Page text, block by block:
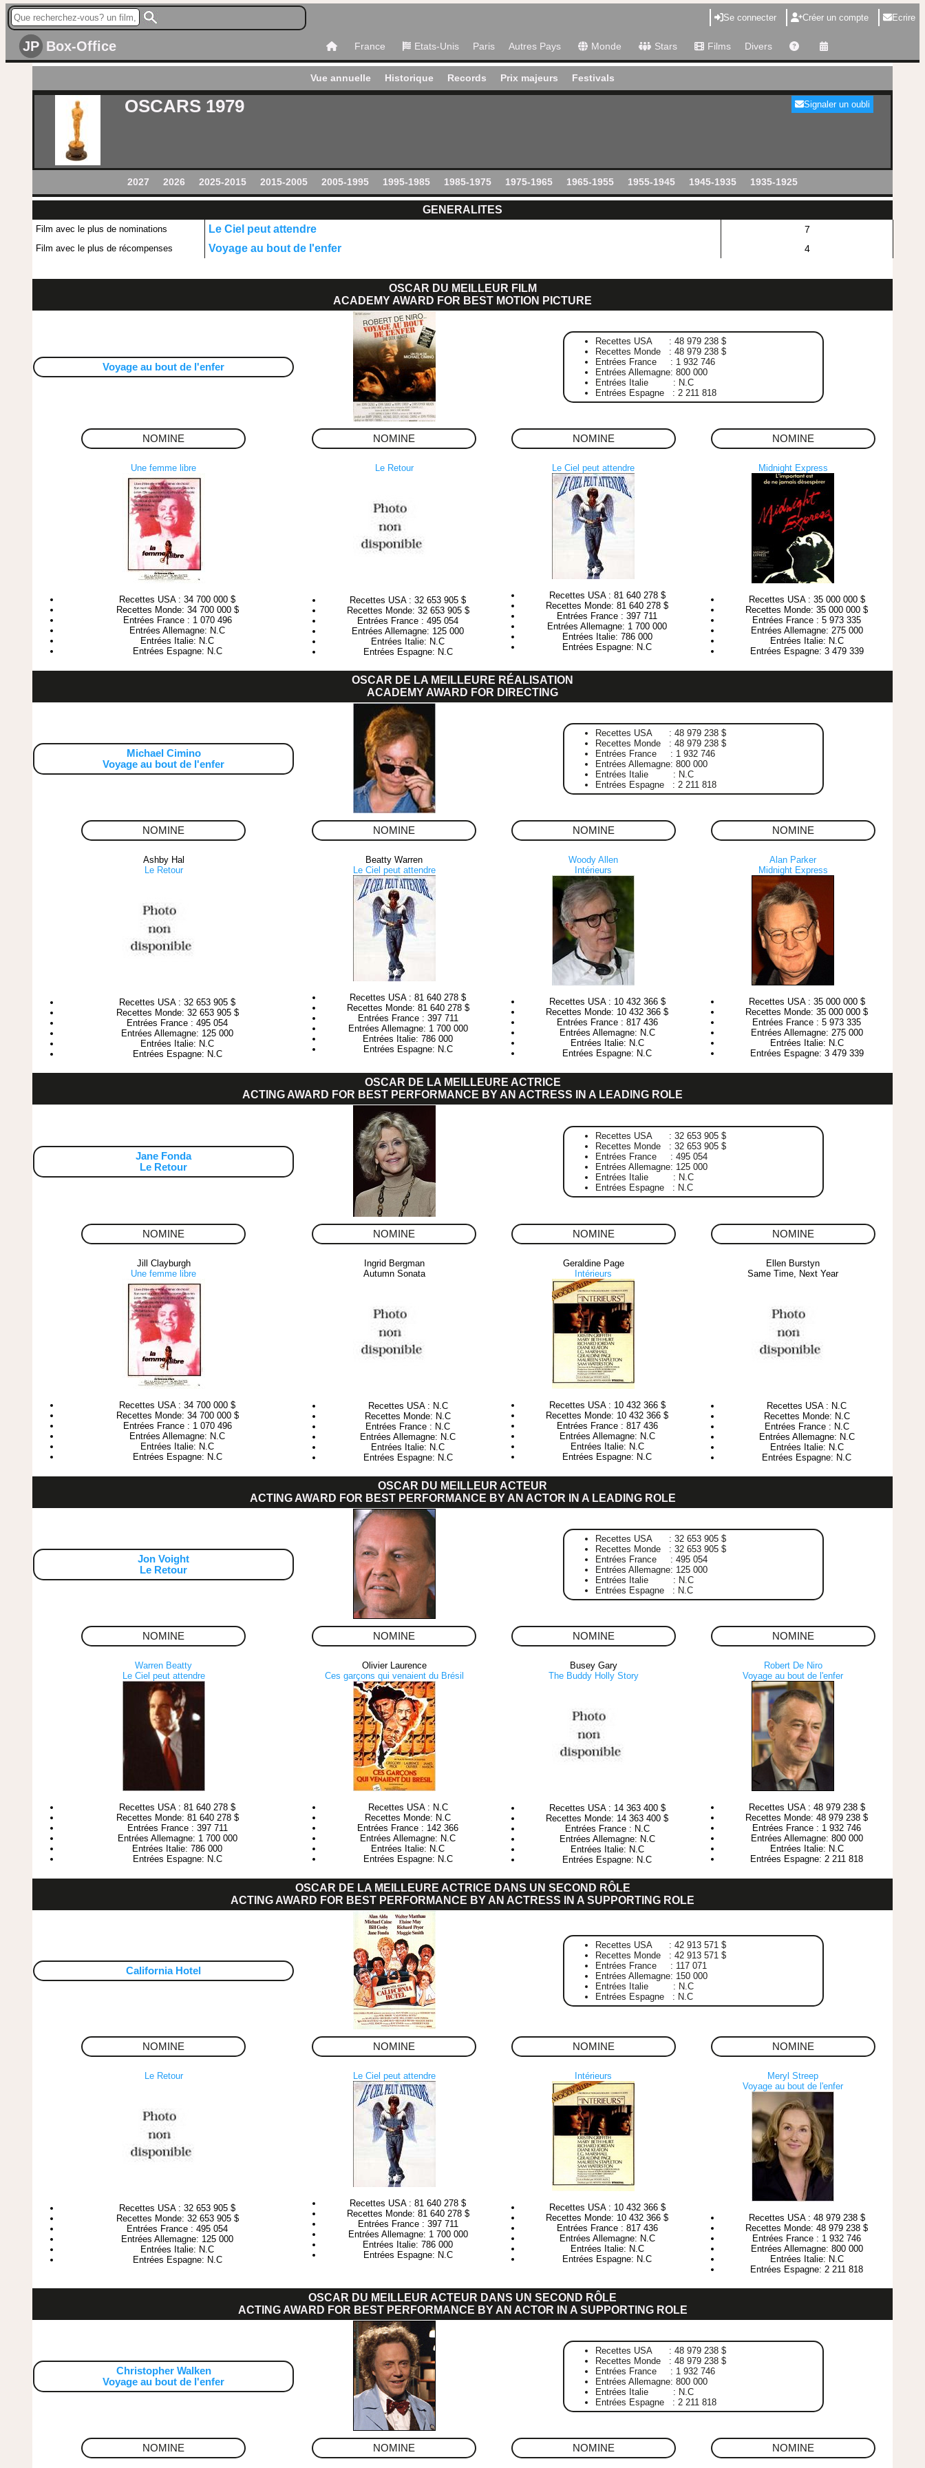
Se connecter Créer un compte Ecrire
JP Box-Office France Etats-Unis Paris Autres Pays Monde Stars Films Divers
Vue annuelle Historique Records Prix majeurs Festivals
OSCARS 1979 Signaler un oubli
2027 2026 2025-2015 2015-2005 2005-1995 1995-1985 1985-1975 1975-1965 1965-1955 1955-1945 1945-1935 1935-1925
GENERALITES
Film avec le plus de nominations Le Ciel peut attendre 7
Film avec le plus de récompenses Voyage au bout de l'enfer 4
OSCAR DU MEILLEUR FILM
ACADEMY AWARD FOR BEST MOTION PICTURE
Voyage au bout de l'enfer
Recettes USA : 48 979 238 $
Recettes Monde : 48 979 238 $
Entrées France : 1 932 746
Entrées Allemagne: 800 000
Entrées Italie : N.C
Entrées Espagne : 2 211 818
NOMINE
Une femme libre
Recettes USA : 34 700 000 $
Recettes Monde: 34 700 000 $
Entrées France : 1 070 496
Entrées Allemagne: N.C
Entrées Italie: N.C
Entrées Espagne: N.C
NOMINE
Le Retour
Recettes USA : 32 653 905 $
Recettes Monde: 32 653 905 $
Entrées France : 495 054
Entrées Allemagne: 125 000
Entrées Italie: N.C
Entrées Espagne: N.C
NOMINE
Le Ciel peut attendre
Recettes USA : 81 640 278 $
Recettes Monde: 81 640 278 $
Entrées France : 397 711
Entrées Allemagne: 1 700 000
Entrées Italie: 786 000
Entrées Espagne: N.C
NOMINE
Midnight Express
Recettes USA : 35 000 000 $
Recettes Monde: 35 000 000 $
Entrées France : 5 973 335
Entrées Allemagne: 275 000
Entrées Italie: N.C
Entrées Espagne: 3 479 339
OSCAR DE LA MEILLEURE RÉALISATION
ACADEMY AWARD FOR DIRECTING
Michael Cimino
Voyage au bout de l'enfer
Recettes USA : 48 979 238 $
Recettes Monde : 48 979 238 $
Entrées France : 1 932 746
Entrées Allemagne: 800 000
Entrées Italie : N.C
Entrées Espagne : 2 211 818
NOMINE
Ashby Hal
Le Retour
Recettes USA : 32 653 905 $
Recettes Monde: 32 653 905 $
Entrées France : 495 054
Entrées Allemagne: 125 000
Entrées Italie: N.C
Entrées Espagne: N.C
NOMINE
Beatty Warren
Le Ciel peut attendre
Recettes USA : 81 640 278 $
Recettes Monde: 81 640 278 $
Entrées France : 397 711
Entrées Allemagne: 1 700 000
Entrées Italie: 786 000
Entrées Espagne: N.C
NOMINE
Woody Allen
Intérieurs
Recettes USA : 10 432 366 $
Recettes Monde: 10 432 366 $
Entrées France : 817 436
Entrées Allemagne: N.C
Entrées Italie: N.C
Entrées Espagne: N.C
NOMINE
Alan Parker
Midnight Express
Recettes USA : 35 000 000 $
Recettes Monde: 35 000 000 $
Entrées France : 5 973 335
Entrées Allemagne: 275 000
Entrées Italie: N.C
Entrées Espagne: 3 479 339
OSCAR DE LA MEILLEURE ACTRICE
ACTING AWARD FOR BEST PERFORMANCE BY AN ACTRESS IN A LEADING ROLE
Jane Fonda
Le Retour
Recettes USA : 32 653 905 $
Recettes Monde : 32 653 905 $
Entrées France : 495 054
Entrées Allemagne: 125 000
Entrées Italie : N.C
Entrées Espagne : N.C
NOMINE
Jill Clayburgh
Une femme libre
Recettes USA : 34 700 000 $
Recettes Monde: 34 700 000 $
Entrées France : 1 070 496
Entrées Allemagne: N.C
Entrées Italie: N.C
Entrées Espagne: N.C
NOMINE
Ingrid Bergman
Autumn Sonata
Recettes USA : N.C
Recettes Monde: N.C
Entrées France : N.C
Entrées Allemagne: N.C
Entrées Italie: N.C
Entrées Espagne: N.C
NOMINE
Geraldine Page
Intérieurs
Recettes USA : 10 432 366 $
Recettes Monde: 10 432 366 $
Entrées France : 817 436
Entrées Allemagne: N.C
Entrées Italie: N.C
Entrées Espagne: N.C
NOMINE
Ellen Burstyn
Same Time, Next Year
Recettes USA : N.C
Recettes Monde: N.C
Entrées France : N.C
Entrées Allemagne: N.C
Entrées Italie: N.C
Entrées Espagne: N.C
OSCAR DU MEILLEUR ACTEUR
ACTING AWARD FOR BEST PERFORMANCE BY AN ACTOR IN A LEADING ROLE
Jon Voight
Le Retour
Recettes USA : 32 653 905 $
Recettes Monde : 32 653 905 $
Entrées France : 495 054
Entrées Allemagne: 125 000
Entrées Italie : N.C
Entrées Espagne : N.C
NOMINE
Warren Beatty
Le Ciel peut attendre
Recettes USA : 81 640 278 $
Recettes Monde: 81 640 278 $
Entrées France : 397 711
Entrées Allemagne: 1 700 000
Entrées Italie: 786 000
Entrées Espagne: N.C
NOMINE
Olivier Laurence
Ces garçons qui venaient du Brésil
Recettes USA : N.C
Recettes Monde: N.C
Entrées France : 142 366
Entrées Allemagne: N.C
Entrées Italie: N.C
Entrées Espagne: N.C
NOMINE
Busey Gary
The Buddy Holly Story
Recettes USA : 14 363 400 $
Recettes Monde: 14 363 400 $
Entrées France : N.C
Entrées Allemagne: N.C
Entrées Italie: N.C
Entrées Espagne: N.C
NOMINE
Robert De Niro
Voyage au bout de l'enfer
Recettes USA : 48 979 238 $
Recettes Monde: 48 979 238 $
Entrées France : 1 932 746
Entrées Allemagne: 800 000
Entrées Italie: N.C
Entrées Espagne: 2 211 818
OSCAR DE LA MEILLEURE ACTRICE DANS UN SECOND RÔLE
ACTING AWARD FOR BEST PERFORMANCE BY AN ACTRESS IN A SUPPORTING ROLE
California Hotel
Recettes USA : 42 913 571 $
Recettes Monde : 42 913 571 $
Entrées France : 117 071
Entrées Allemagne: 150 000
Entrées Italie : N.C
Entrées Espagne : N.C
NOMINE
Le Retour
Recettes USA : 32 653 905 $
Recettes Monde: 32 653 905 $
Entrées France : 495 054
Entrées Allemagne: 125 000
Entrées Italie: N.C
Entrées Espagne: N.C
NOMINE
Le Ciel peut attendre
Recettes USA : 81 640 278 $
Recettes Monde: 81 640 278 $
Entrées France : 397 711
Entrées Allemagne: 1 700 000
Entrées Italie: 786 000
Entrées Espagne: N.C
NOMINE
Intérieurs
Recettes USA : 10 432 366 $
Recettes Monde: 10 432 366 $
Entrées France : 817 436
Entrées Allemagne: N.C
Entrées Italie: N.C
Entrées Espagne: N.C
NOMINE
Meryl Streep
Voyage au bout de l'enfer
Recettes USA : 48 979 238 $
Recettes Monde: 48 979 238 $
Entrées France : 1 932 746
Entrées Allemagne: 800 000
Entrées Italie: N.C
Entrées Espagne: 2 211 818
OSCAR DU MEILLEUR ACTEUR DANS UN SECOND RÔLE
ACTING AWARD FOR BEST PERFORMANCE BY AN ACTOR IN A SUPPORTING ROLE
Christopher Walken
Voyage au bout de l'enfer
Recettes USA : 48 979 238 $
Recettes Monde : 48 979 238 $
Entrées France : 1 932 746
Entrées Allemagne: 800 000
Entrées Italie : N.C
Entrées Espagne : 2 211 818
NOMINE NOMINE NOMINE NOMINE